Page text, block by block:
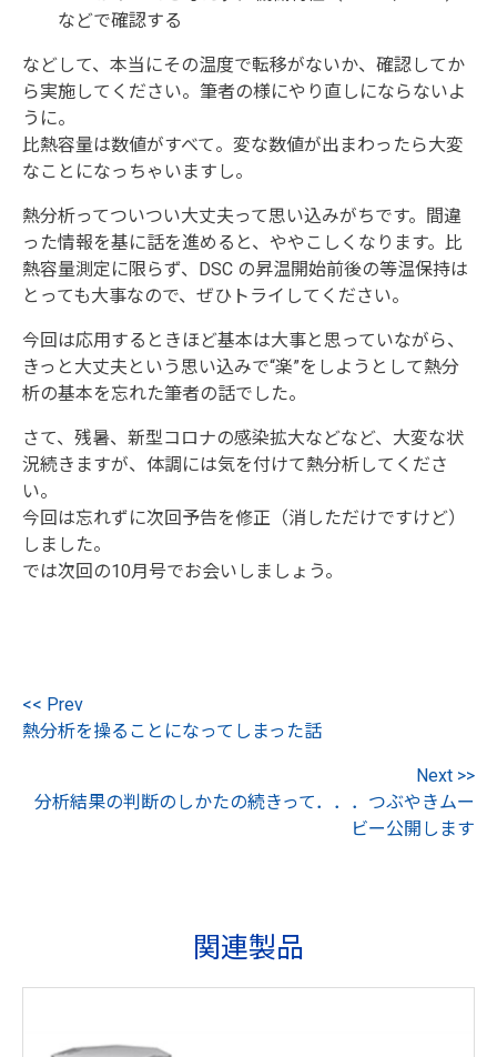
などで確認する
などして、本当にその温度で転移がないか、確認してか
ら実施してください。筆者の様にやり直しにならないよ
うに。
比熱容量は数値がすべて。変な数値が出まわったら大変
なことになっちゃいますし。
熱分析ってついつい大丈夫って思い込みがちです。間違
った情報を基に話を進めると、ややこしくなります。比
熱容量測定に限らず、DSC の昇温開始前後の等温保持は
とっても大事なので、ぜひトライしてください。
今回は応用するときほど基本は大事と思っていながら、
きっと大丈夫という思い込みで“楽”をしようとして熱分
析の基本を忘れた筆者の話でした。
さて、残暑、新型コロナの感染拡大などなど、大変な状
況続きますが、体調には気を付けて熱分析してくださ
い。
今回は忘れずに次回予告を修正（消しただけですけど）
しました。
では次回の10月号でお会いしましょう。
<< Prev
熱分析を操ることになってしまった話
Next >>
分析結果の判断のしかたの続きって．．．つぶやきムー
ビー公開します
関連製品